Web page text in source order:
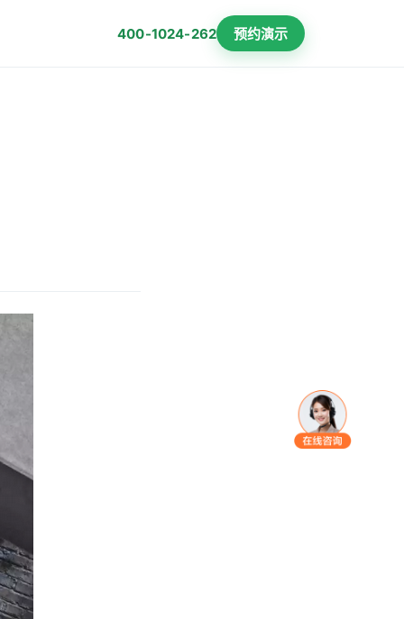
400-1024-262 预约演示